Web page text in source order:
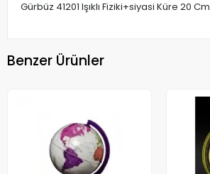
Gürbüz 41201 Işıklı Fiziki+siyasi Küre 20 Cm
Benzer Ürünler